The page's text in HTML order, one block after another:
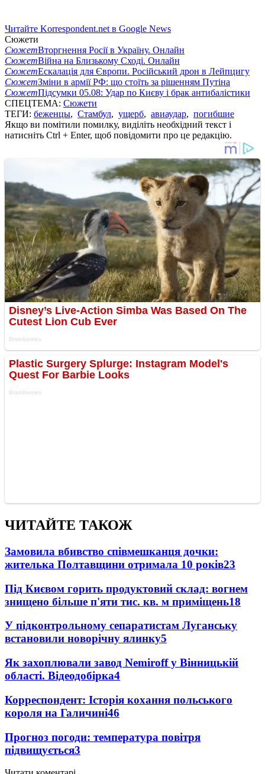
Читайте Korrespondent.net в Google News
Сюжети
СюжетВторгнення Росії в Україну. Онлайн
СюжетВійна на Близькому Сході. Онлайн
СюжетЕскалація для Європи. Російський дрон в Лейпцигу
СюжетЗміни в армії РФ: що стоїть за рішенням Путіна
СюжетПідсумки 05.08: Удар по Києву і брак антибалістики
СПЕЦТЕМА: Сюжети
ТЕГИ: беженцы, Стамбул, ущерб, авиаудар, погибшие
Якщо ви помітили помилку, виділіть необхідний текст і
натисніть Ctrl + Enter, щоб повідомити про це редакцію.
ЧИТАЙТЕ ТАКОЖ
Замовила вбивство співмешканця дочки:
жителька Полтавщини отримала 10 років23
Під Києвом горить продуктовий склад: вогнем
знищено більше п'яти тис. кв. м приміщень18
У підконтрольному сепаратистам Луганську
встановили новорічну ялинку5
Як захоплювали завод Nemiroff у Вінницькій
області. Відеодобірка4
Корреспондент: Історія кохання польського
короля на Галичині46
Прогноз погоди: температура повітря
підвищується3